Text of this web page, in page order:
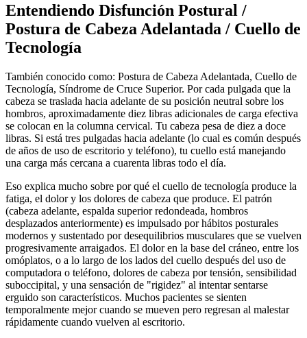
Entendiendo Disfunción Postural /
Postura de Cabeza Adelantada / Cuello de
Tecnología
También conocido como: Postura de Cabeza Adelantada, Cuello de
Tecnología, Síndrome de Cruce Superior. Por cada pulgada que la
cabeza se traslada hacia adelante de su posición neutral sobre los
hombros, aproximadamente diez libras adicionales de carga efectiva
se colocan en la columna cervical. Tu cabeza pesa de diez a doce
libras. Si está tres pulgadas hacia adelante (lo cual es común después
de años de uso de escritorio y teléfono), tu cuello está manejando
una carga más cercana a cuarenta libras todo el día.
Eso explica mucho sobre por qué el cuello de tecnología produce la
fatiga, el dolor y los dolores de cabeza que produce. El patrón
(cabeza adelante, espalda superior redondeada, hombros
desplazados anteriormente) es impulsado por hábitos posturales
modernos y sustentado por desequilibrios musculares que se vuelven
progresivamente arraigados. El dolor en la base del cráneo, entre los
omóplatos, o a lo largo de los lados del cuello después del uso de
computadora o teléfono, dolores de cabeza por tensión, sensibilidad
suboccipital, y una sensación de "rigidez" al intentar sentarse
erguido son característicos. Muchos pacientes se sienten
temporalmente mejor cuando se mueven pero regresan al malestar
rápidamente cuando vuelven al escritorio.